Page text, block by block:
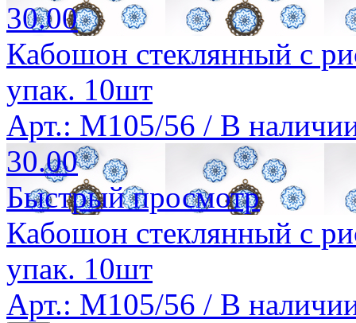
30.00
Кабошон стеклянный с
упак. 10шт
Арт.: M105/56 / В
30.00
Быстрый просмотр
Кабошон стеклянный с
упак. 10шт
Арт.: M105/56 / В